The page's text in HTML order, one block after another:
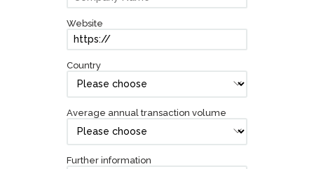
Website
Country
Average annual transaction volume
Further information